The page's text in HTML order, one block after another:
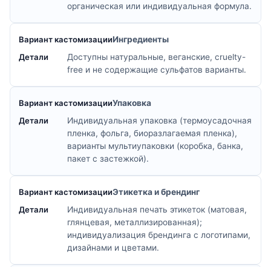
органическая или индивидуальная формула.
Ингредиенты
Доступны натуральные, веганские, cruelty-
free и не содержащие сульфатов варианты.
Упаковка
Индивидуальная упаковка (термоусадочная
пленка, фольга, биоразлагаемая пленка),
варианты мультиупаковки (коробка, банка,
пакет с застежкой).
Этикетка и брендинг
Индивидуальная печать этикеток (матовая,
глянцевая, металлизированная);
индивидуализация брендинга с логотипами,
дизайнами и цветами.